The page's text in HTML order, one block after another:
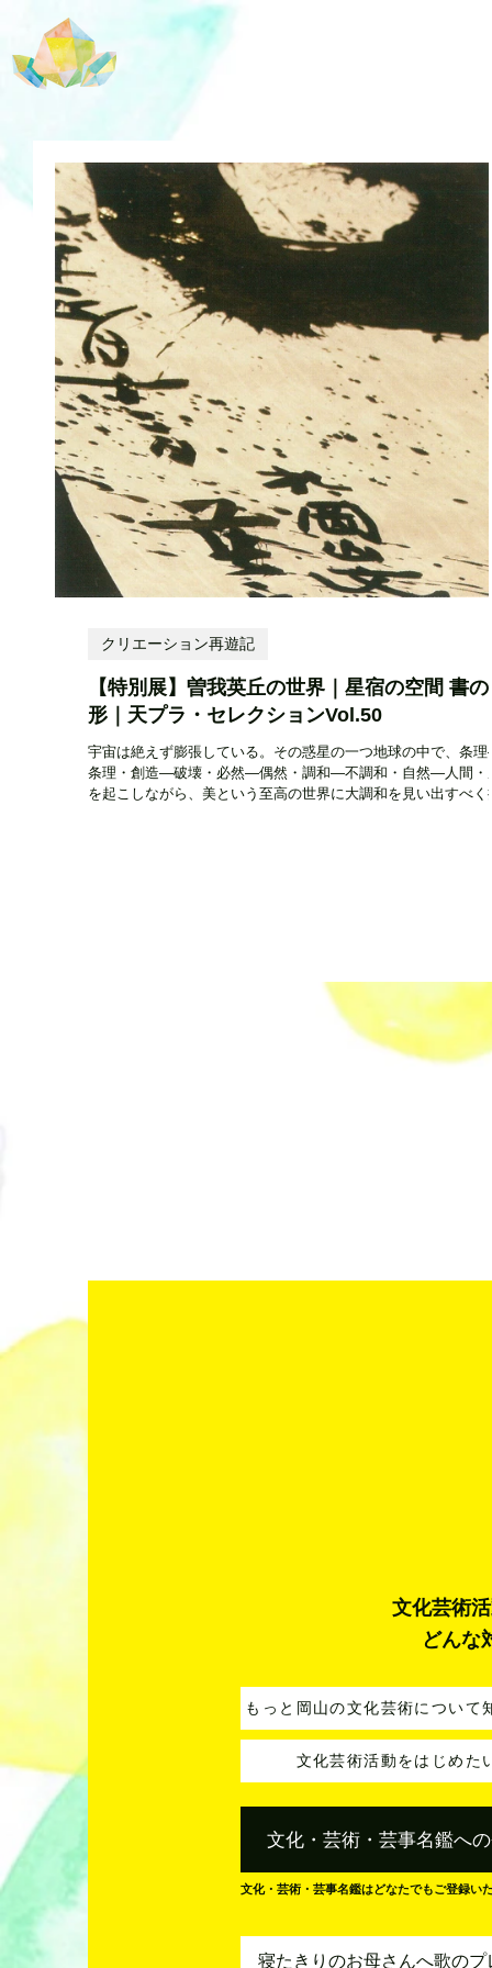
【特別展】曽我英丘の世界｜星宿の空間 書
形｜天プラ・セレクションVol.50
宇宙は絶えず膨張している。その惑星の一つ地球の中で、条
条理・創造―破壊・必然―偶然・調和―不調和・自然―人間・
を起こしながら、美という至高の世界に大調和を見い出すべく
クリエーション再遊記
文化芸術
どんな
もっと岡山の文化芸術について
文化芸術活動をはじめた
文化・芸術・芸事名鑑へ
文化・芸術・芸事名鑑はどなたでもご登録い
寝たきりのお母さんへ歌のプ